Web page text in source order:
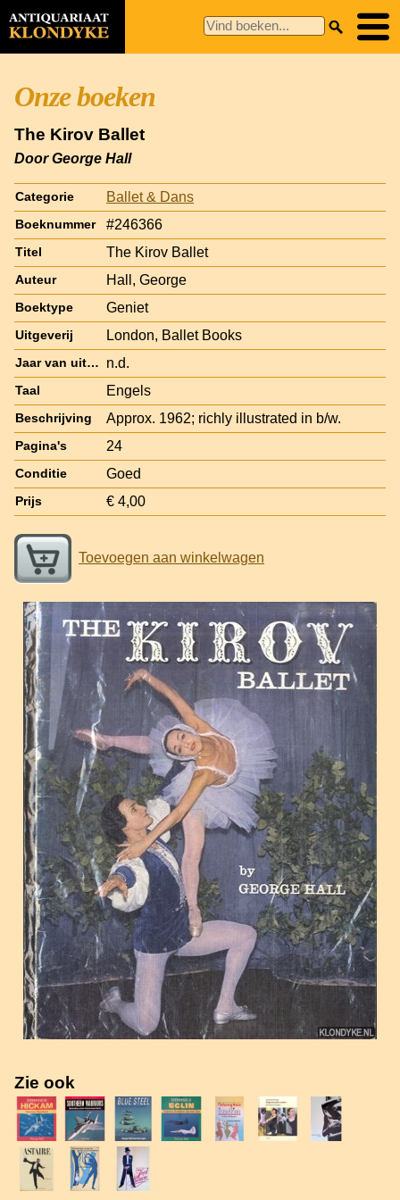
Onze boeken
The Kirov Ballet
Door George Hall
Categorie Ballet & Dans
Boeknummer #246366
Titel The Kirov Ballet
Auteur Hall, George
Boektype Geniet
Uitgeverij London, Ballet Books
Jaar van uitgave n.d.
Taal Engels
Beschrijving Approx. 1962; richly illustrated in b/w.
Pagina's 24
Conditie Goed
Prijs € 4,00
Toevoegen aan winkelwagen
Zie ook